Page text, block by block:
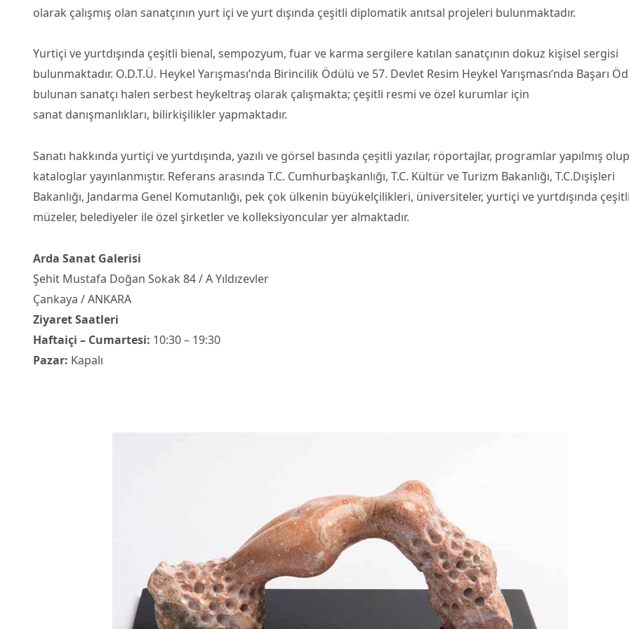
olarak çalışmış olan sanatçının yurt içi ve yurt dışında çeşitli diplomatik anıtsal projeleri bulunmaktadır.
Yurtiçi ve yurtdışında çeşitli bienal, sempozyum, fuar ve karma sergilere katılan sanatçının dokuz kişisel sergisi
bulunmaktadır. O.D.T.Ü. Heykel Yarışması’nda Birincilik Ödülü ve 57. Devlet Resim Heykel Yarışması’nda Başarı
bulunan sanatçı halen serbest heykeltraş olarak çalışmakta; çeşitli resmi ve özel kurumlar için
sanat danışmanlıkları, bilirkişilikler yapmaktadır.
Sanatı hakkında yurtiçi ve yurtdışında, yazılı ve görsel basında çeşitli yazılar, röportajlar, programlar yapılmış olup
kataloglar yayınlanmıştır. Referans arasında T.C. Cumhurbaşkanlığı, T.C. Kültür ve Turizm Bakanlığı, T.C.Dışişleri
Bakanlığı, Jandarma Genel Komutanlığı, pek çok ülkenin büyükelçilikleri, üniversiteler, yurtiçi ve yurtdışında çeşitli
müzeler, belediyeler ile özel şirketler ve kolleksiyoncular yer almaktadır.
Arda Sanat Galerisi
Şehit Mustafa Doğan Sokak 84 / A Yıldızevler
Çankaya / ANKARA
Ziyaret Saatleri
Haftaiçi – Cumartesi: 10:30 – 19:30
Pazar: Kapalı